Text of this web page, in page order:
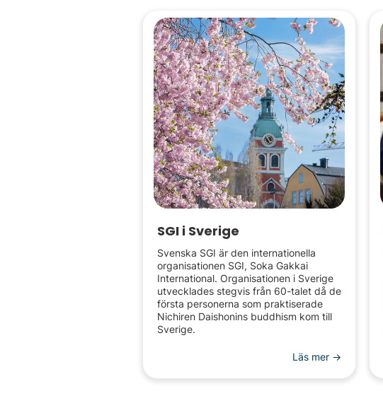
SGI i Sverige
Svenska SGI är den internationella
organisationen SGI, Soka Gakkai
International. Organisationen i Sverige
utvecklades stegvis från 60-talet då de
första personerna som praktiserade
Nichiren Daishonins buddhism kom till
Sverige.
Läs mer ->